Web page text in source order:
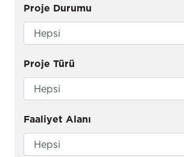
Proje Durumu
Proje Türü
Faaliyet Alanı